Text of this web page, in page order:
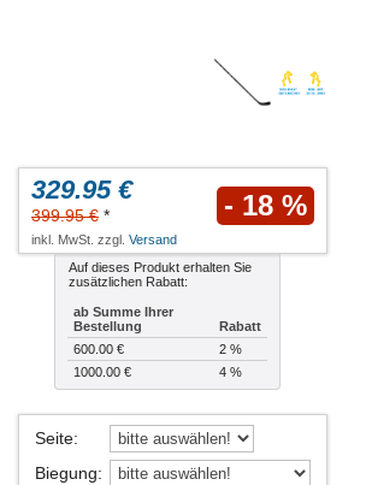
329.95 €
399.95 € * - 18 %
inkl. MwSt. zzgl. Versand
Auf dieses Produkt erhalten Sie
zusätzlichen Rabatt:
ab Summe Ihrer
Bestellung
Rabatt
600.00 €
2 %
1000.00 €
4 %
Seite:
Biegung: